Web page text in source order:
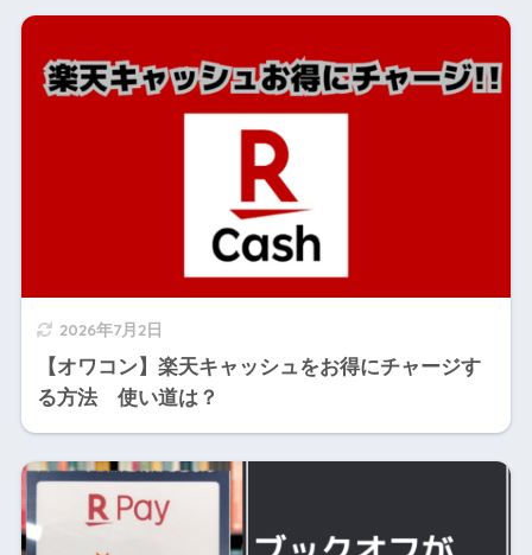
2026年7月2日
【オワコン】楽天キャッシュをお得にチャージす
る方法 使い道は？